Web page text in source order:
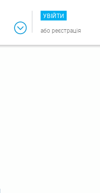
УВІЙТИ
або реєстрація